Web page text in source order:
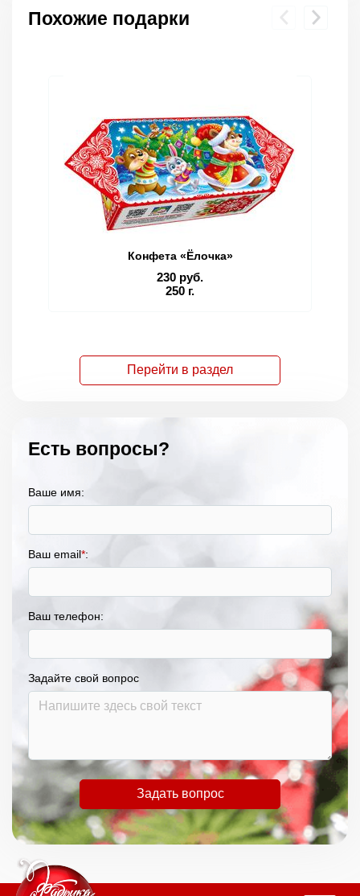
Похожие подарки
Конфета «Ёлочка»
230 руб.
250 г.
Перейти в раздел
Есть вопросы?
Ваше имя:
Ваш email*:
Ваш телефон:
Задайте свой вопрос
Задать вопрос